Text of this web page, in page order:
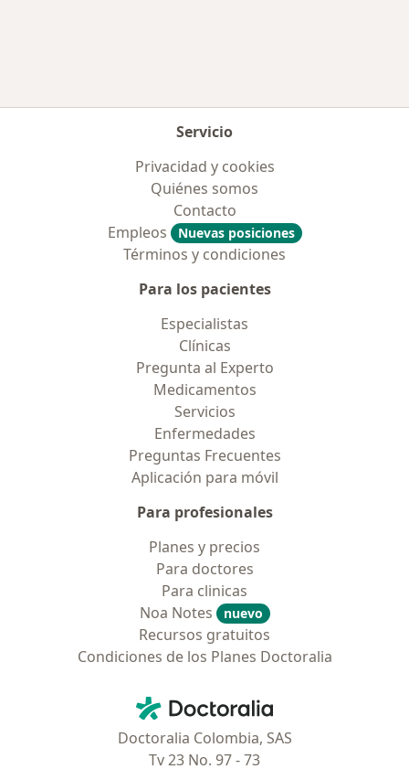
Servicio
Privacidad y cookies
Quiénes somos
Contacto
Empleos
Nuevas posiciones
Términos y condiciones
Para los pacientes
Especialistas
Clínicas
Pregunta al Experto
Medicamentos
Servicios
Enfermedades
Preguntas Frecuentes
Aplicación para móvil
Para profesionales
Planes y precios
Para doctores
Para clinicas
Noa Notes
nuevo
Recursos gratuitos
Condiciones de los Planes Doctoralia
Doctoralia - Página de inicio
Doctoralia Colombia, SAS
Tv 23 No. 97 - 73